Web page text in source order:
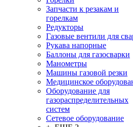
Запчасти к резакам и
горелкам
Редукторы
Газовые вентили для
Рукава напорные
Баллоны для газосварки
Манометры
Машины газовой резки
Медицинское
Оборудование для
газораспределительных
систем
Сетевое оборудование